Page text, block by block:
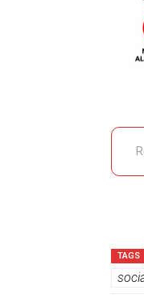
Recibe noticias en tú correo
TAGS